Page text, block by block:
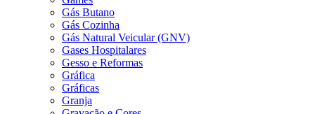
Gás Butano
Gás Cozinha
Gás Natural Veicular (GNV)
Gases Hospitalares
Gesso e Reformas
Gráfica
Gráficas
Granja